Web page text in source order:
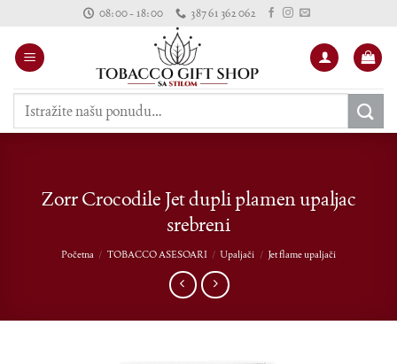
content
08:00 - 18:00 387 61 362 062
Pretraži:
Zorr Crocodile Jet dupli plamen upaljac
srebreni
Početna / TOBACCO ASESOARI / Upaljači / Jet flame upaljači